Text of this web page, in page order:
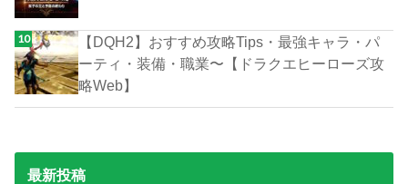
【DQH2】おすすめ攻略Tips・最強キャラ・パ
ーティ・装備・職業〜【ドラクエヒーローズ攻
略Web】
最新投稿